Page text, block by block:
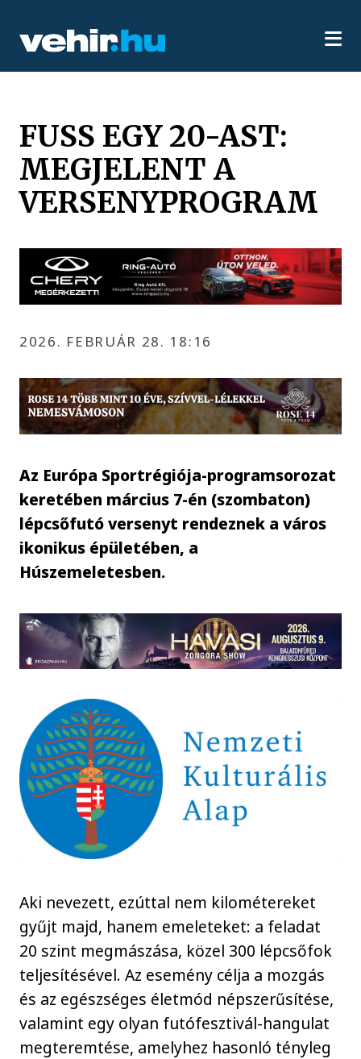
FUSS EGY 20-AST:
MEGJELENT A
VERSENYPROGRAM
2026. FEBRUÁR 28. 18:16
Az Európa Sportrégiója-programsorozat
keretében március 7-én (szombaton)
lépcsőfutó versenyt rendeznek a város
ikonikus épületében, a
Húszemeletesben.
Aki nevezett, ezúttal nem kilométereket
gyűjt majd, hanem emeleteket: a feladat
20 szint megmászása, közel 300 lépcsőfok
teljesítésével. Az esemény célja a mozgás
és az egészséges életmód népszerűsítése,
valamint egy olyan futófesztivál-hangulat
megteremtése, amelyhez hasonló tényleg